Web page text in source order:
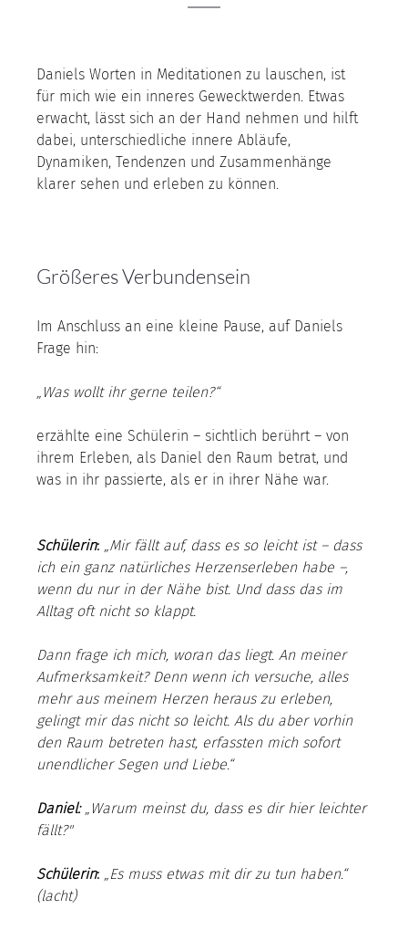
Daniels Worten in Meditationen zu lauschen, ist
für mich wie ein inneres Gewecktwerden. Etwas
erwacht, lässt sich an der Hand nehmen und hilft
dabei, unterschiedliche innere Abläufe,
Dynamiken, Tendenzen und Zusammenhänge
klarer sehen und erleben zu können.
Größeres Verbundensein
Im Anschluss an eine kleine Pause, auf Daniels
Frage hin:
„Was wollt ihr gerne teilen?“
erzählte eine Schülerin – sichtlich berührt – von
ihrem Erleben, als Daniel den Raum betrat, und
was in ihr passierte, als er in ihrer Nähe war.
Schülerin: „Mir fällt auf, dass es so leicht ist – dass
ich ein ganz natürliches Herzenserleben habe –,
wenn du nur in der Nähe bist. Und dass das im
Alltag oft nicht so klappt.
Dann frage ich mich, woran das liegt. An meiner
Aufmerksamkeit? Denn wenn ich versuche, alles
mehr aus meinem Herzen heraus zu erleben,
gelingt mir das nicht so leicht. Als du aber vorhin
den Raum betreten hast, erfassten mich sofort
unendlicher Segen und Liebe.“
Daniel: „Warum meinst du, dass es dir hier leichter
fällt?"
Schülerin: „Es muss etwas mit dir zu tun haben.“
(lacht)